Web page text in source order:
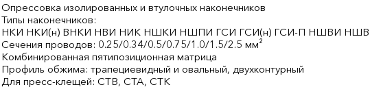
Опрессовка изолированных и втулочных наконечников
Типы наконечников:
НКИ НКИ(н) ВНКИ НВИ НИК НШКИ НШПИ ГСИ ГСИ(н) ГСИ-П НШВИ НШВ
Сечения проводов: 0.25/0.34/0.5/0.75/1.0/1.5/2.5 мм²
Комбинированная пятипозиционная матрица
Профиль обжима: трапециевидный и овальный, двухконтурный
Для пресс-клещей: CTB, CTA, CTK